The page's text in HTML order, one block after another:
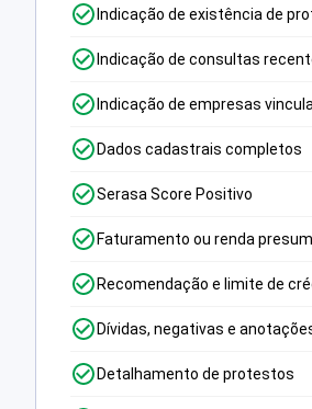
Indicação de existência de
Indicação de consultas
Indicação de empresas
Dados cadastrais completos
Serasa Score Positivo
Faturamento ou renda
Recomendação e limite de
Dívidas, negativas e
Detalhamento de protestos